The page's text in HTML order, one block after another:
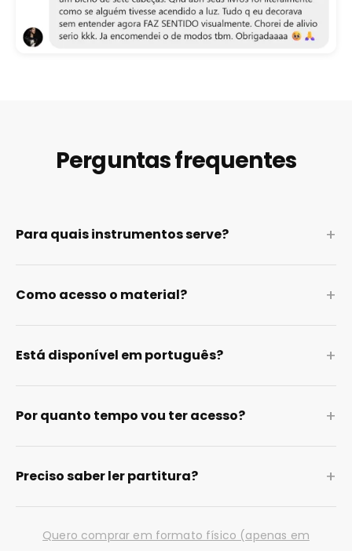
Perguntas frequentes
Para quais instrumentos serve? +
Como acesso o material? +
Está disponível em português? +
Por quanto tempo vou ter acesso? +
Preciso saber ler partitura? +
Quero comprar em formato físico (apenas em